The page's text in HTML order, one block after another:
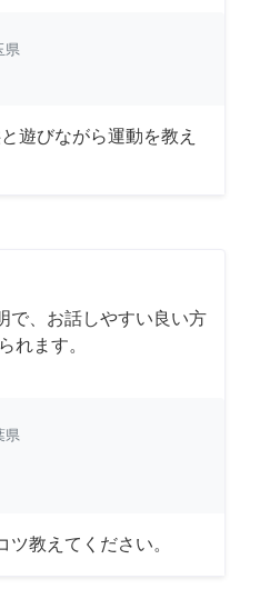
県
遊びながら運動を教え
で、お話しやすい良い方
れます。
県
教えてください。